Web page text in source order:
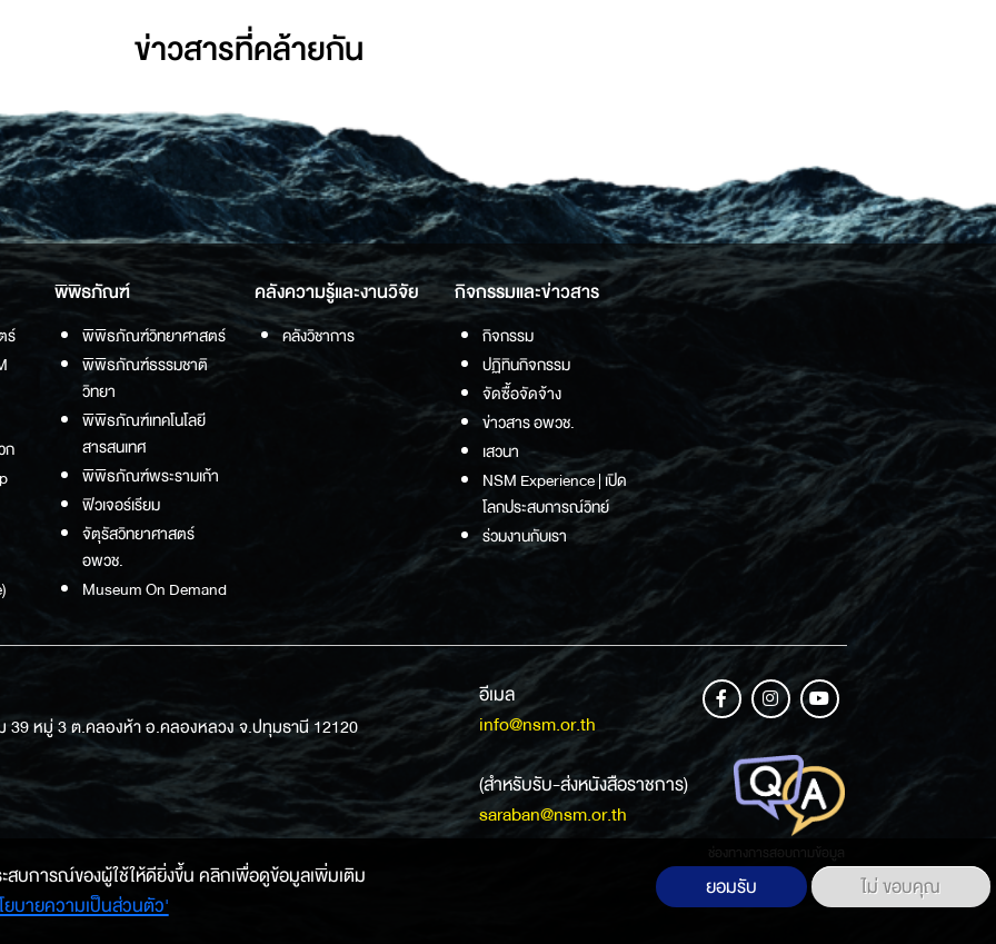
ข่าวสารที่่คล้ายกัน
ร์
ก
พิพิธภัณฑ์
พิพิธภัณฑ์วิทยาศาสตร์
พิพิธภัณฑ์ธรรมชาติ
วิทยา
พิพิธภัณฑ์เทคโนโลยี
สารสนเทศ
พิพิธภัณฑ์พระรามเก้า
ฟิวเจอร์เรียม
จัตุรัสวิทยาศาสตร์
อพวช.
Museum On Demand
คลังความรู้และงานวิจัย
คลังวิชาการ
กิจกรรมและข่าวสาร
กิจกรรม
ปฏิทินกิจกรรม
จัดซื้อจัดจ้าง
ข่าวสาร อพวช.
เสวนา
NSM Experience | เปิด
โลกประสบการณ์วิทย์
ร่วมงานกับเรา
39 หมู่ 3 ต.คลองห้า อ.คลองหลวง จ.ปทุมธานี 12120
อีเมล
info@nsm.or.th
(สำหรับรับ-ส่งหนังสือราชการ)
saraban@nsm.or.th
ช่องทางการสอบถามข้อมูล
สบการณ์ของผู้ใช้ให้ดียิ่งขึ้น คลิกเพื่อดูข้อมูลเพิ่มเติม
ยบายความเป็นส่วนตัว'
ยอมรับ ไม่ ขอบคุณ